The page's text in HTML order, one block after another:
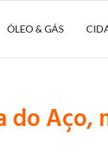
ÓLEO & GÁS
do Aço,